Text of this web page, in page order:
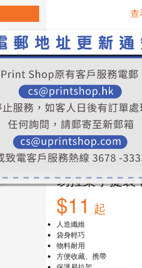
查
易拉架⼿提袋
$11 起
⼈造纖維
袋⾝輕巧
物料耐⽤
⽅便收藏、携帶